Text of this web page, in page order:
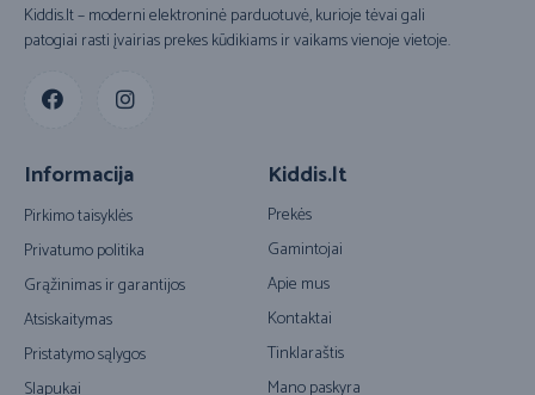
Kiddis.lt – moderni elektroninė parduotuvė, kurioje tėvai gali
patogiai rasti įvairias prekes kūdikiams ir vaikams vienoje vietoje.
Informacija
Pirkimo taisyklės
Privatumo politika
Grąžinimas ir garantijos
Atsiskaitymas
Pristatymo sąlygos
Slapukai
Kiddis.lt
Prekės
Gamintojai
Apie mus
Kontaktai
Tinklaraštis
Mano paskyra